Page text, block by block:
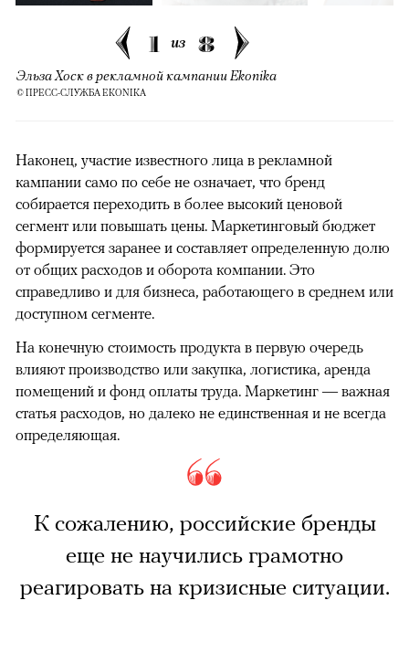
1 из 8
Эльза Хоск в рекламной кампании Ekonika
© ПРЕСС-СЛУЖБА EKONIKA
Наконец, участие известного лица в рекламной
кампании само по себе не означает, что бренд
собирается переходить в более высокий ценовой
сегмент или повышать цены. Маркетинговый бюджет
формируется заранее и составляет определенную долю
от общих расходов и оборота компании. Это
справедливо и для бизнеса, работающего в среднем или
доступном сегменте.
На конечную стоимость продукта в первую очередь
влияют производство или закупка, логистика, аренда
помещений и фонд оплаты труда. Маркетинг — важная
статья расходов, но далеко не единственная и не всегда
определяющая.
К сожалению, российские бренды
еще не научились грамотно
реагировать на кризисные ситуации.